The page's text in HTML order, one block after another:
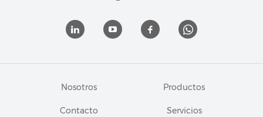
Nosotros Productos
Contacto Servicios